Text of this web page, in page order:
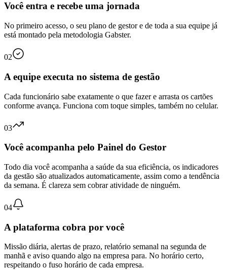
Você entra e recebe uma jornada
No primeiro acesso, o seu plano de gestor e de toda a sua equipe já
está montado pela metodologia Gabster.
02
A equipe executa no sistema de gestão
Cada funcionário sabe exatamente o que fazer e arrasta os cartões
conforme avança. Funciona com toque simples, também no celular.
03
Você acompanha pelo Painel do Gestor
Todo dia você acompanha a saúde da sua eficiência, os indicadores
da gestão são atualizados automaticamente, assim como a tendência
da semana. É clareza sem cobrar atividade de ninguém.
04
A plataforma cobra por você
Missão diária, alertas de prazo, relatório semanal na segunda de
manhã e aviso quando algo na empresa para. No horário certo,
respeitando o fuso horário de cada empresa.